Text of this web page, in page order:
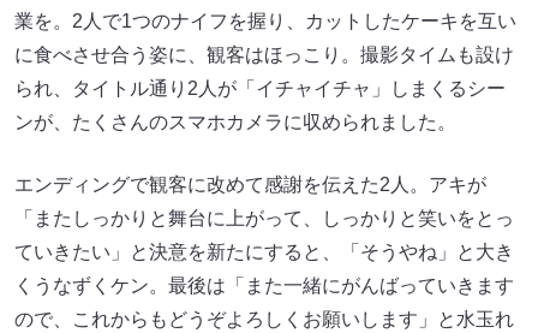
業を。2人で1つのナイフを握り、カットしたケーキを互い
に食べさせ合う姿に、観客はほっこり。撮影タイムも設け
られ、タイトル通り2人が「イチャイチャ」しまくるシー
ンが、たくさんのスマホカメラに収められました。
エンディングで観客に改めて感謝を伝えた2人。アキが
「またしっかりと舞台に上がって、しっかりと笑いをとっ
ていきたい」と決意を新たにすると、「そうやね」と大き
くうなずくケン。最後は「また一緒にがんばっていきます
ので、これからもどうぞよろしくお願いします」と水玉れ